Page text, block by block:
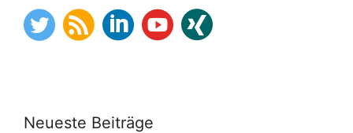
Neueste Beiträge